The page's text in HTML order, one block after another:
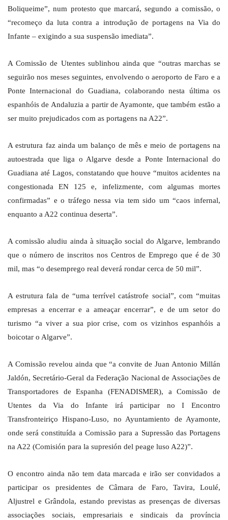
Boliqueime”, num protesto que marcará, segundo a comissão, o
“recomeço da luta contra a introdução de portagens na Via do
Infante – exigindo a sua suspensão imediata”.
A Comissão de Utentes sublinhou ainda que “outras marchas se
seguirão nos meses seguintes, envolvendo o aeroporto de Faro e a
Ponte Internacional do Guadiana, colaborando nesta última os
espanhóis de Andaluzia a partir de Ayamonte, que também estão a
ser muito prejudicados com as portagens na A22”.
A estrutura faz ainda um balanço de mês e meio de portagens na
autoestrada que liga o Algarve desde a Ponte Internacional do
Guadiana até Lagos, constatando que houve “muitos acidentes na
congestionada EN 125 e, infelizmente, com algumas mortes
confirmadas” e o tráfego nessa via tem sido um “caos infernal,
enquanto a A22 continua deserta”.
A comissão aludiu ainda à situação social do Algarve, lembrando
que o número de inscritos nos Centros de Emprego que é de 30
mil, mas “o desemprego real deverá rondar cerca de 50 mil”.
A estrutura fala de “uma terrível catástrofe social”, com “muitas
empresas a encerrar e a ameaçar encerrar”, e de um setor do
turismo “a viver a sua pior crise, com os vizinhos espanhóis a
boicotar o Algarve”.
A Comissão revelou ainda que “a convite de Juan Antonio Millán
Jaldón, Secretário-Geral da Federação Nacional de Associações de
Transportadores de Espanha (FENADISMER), a Comissão de
Utentes da Via do Infante irá participar no I Encontro
Transfronteiriço Hispano-Luso, no Ayuntamiento de Ayamonte,
onde será constituída a Comissão para a Supressão das Portagens
na A22 (Comisión para la supresión del peage luso A22)”.
O encontro ainda não tem data marcada e irão ser convidados a
participar os presidentes de Câmara de Faro, Tavira, Loulé,
Aljustrel e Grândola, estando previstas as presenças de diversas
associações sociais, empresariais e sindicais da província